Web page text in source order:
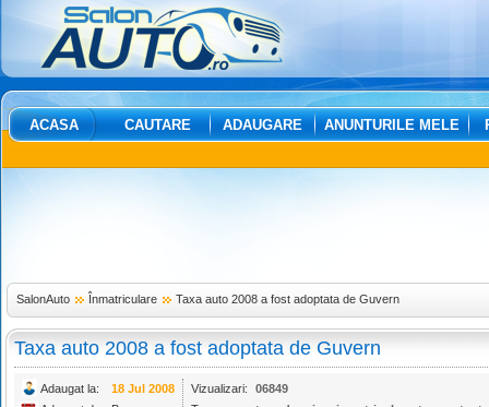
ACASA CAUTARE ADAUGARE ANUNTURILE MELE
SalonAuto Înmatriculare Taxa auto 2008 a fost adoptata de Guvern
Taxa auto 2008 a fost adoptata de Guvern
Adaugat la: 18 Jul 2008 Vizualizari:
06849